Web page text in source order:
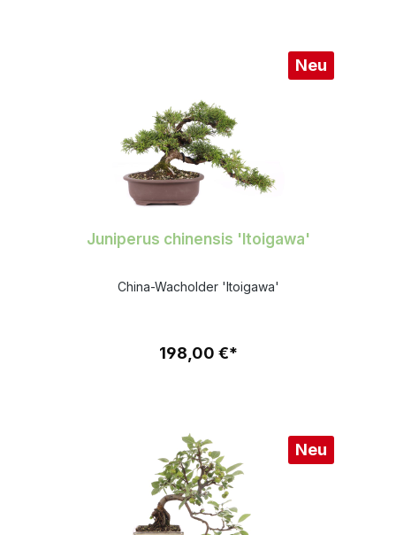
Neu
Juniperus chinensis 'Itoigawa'
China-Wacholder 'Itoigawa'
198,00 €*
Neu